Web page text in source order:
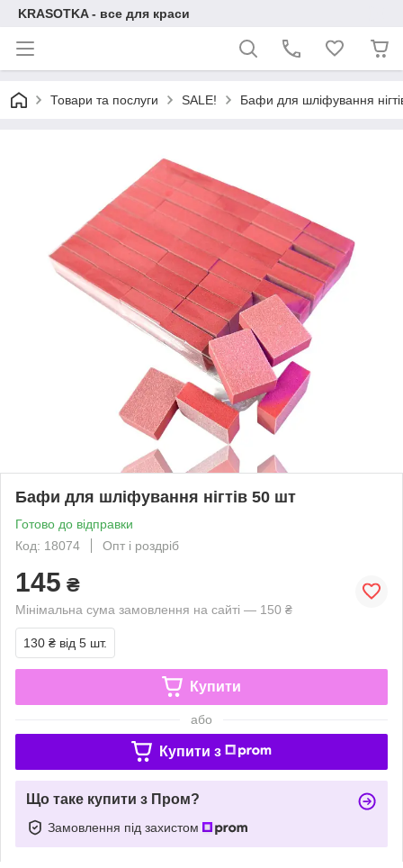
KRASOTKA - все для краси
Товари та послуги SALE! Бафи для шліфування
Бафи для шліфування нігтів 50 шт
Готово до відправки
Код: 18074
Опт і роздріб
145 ₴
Мінімальна сума замовлення на сайті — 150 ₴
130 ₴ від 5 шт.
Купити
або
Купити з
Що таке купити з Пром?
Замовлення під захистом